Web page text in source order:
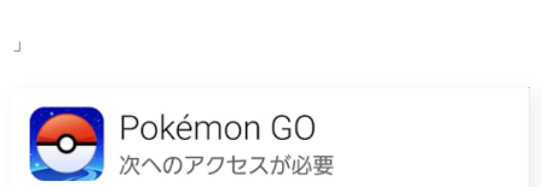
」